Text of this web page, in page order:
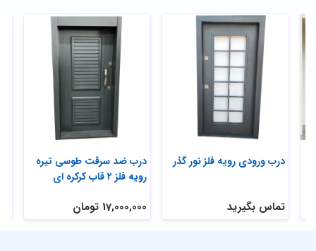
درب ضد سرقت طوسی تیره
رویه فلز ۲ قاب کرکره ای
17,000,000 تومان
درب ورودی رویه فلز نور گذر
تماس بگیرید